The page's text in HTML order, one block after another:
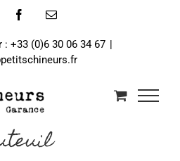
FacebookEmail
+33 (0)6 30 06 34 67 |